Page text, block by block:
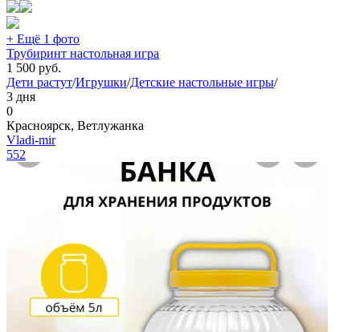
+ Ещё 1 фото
Трубиринт настольная игра
1 500 руб.
Дети растут/Игрушки/Детские настольные игры/
3 дня
0
Красноярск, Ветлужанка
Vladi-mir
552